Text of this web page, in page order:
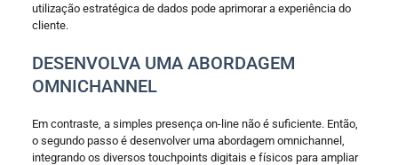
utilização estratégica de dados pode aprimorar a experiência do
cliente.
DESENVOLVA UMA ABORDAGEM
OMNICHANNEL
Em contraste, a simples presença on-line não é suficiente. Então,
o segundo passo é desenvolver uma abordagem omnichannel,
integrando os diversos touchpoints digitais e físicos para ampliar